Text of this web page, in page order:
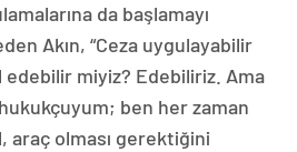
da başlamayı
Akın, “Ceza uygulayabilir
edebilir miyiz? Edebiliriz. Ama
ben her zaman
araç olması gerektiğini